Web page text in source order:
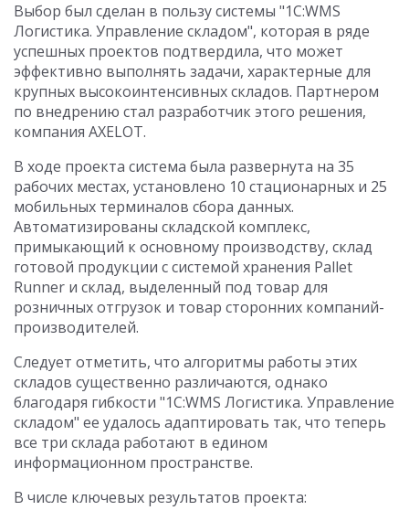
Выбор был сделан в пользу системы "1С:WMS
Логистика. Управление складом", которая в ряде
успешных проектов подтвердила, что может
эффективно выполнять задачи, характерные для
крупных высокоинтенсивных складов. Партнером
по внедрению стал разработчик этого решения,
компания AXELOT.
В ходе проекта система была развернута на 35
рабочих местах, установлено 10 стационарных и 25
мобильных терминалов сбора данных.
Автоматизированы складской комплекс,
примыкающий к основному производству, склад
готовой продукции с системой хранения Pallet
Runner и склад, выделенный под товар для
розничных отгрузок и товар сторонних компаний-
производителей.
Следует отметить, что алгоритмы работы этих
складов существенно различаются, однако
благодаря гибкости "1С:WMS Логистика. Управление
складом" ее удалось адаптировать так, что теперь
все три склада работают в едином
информационном пространстве.
В числе ключевых результатов проекта: